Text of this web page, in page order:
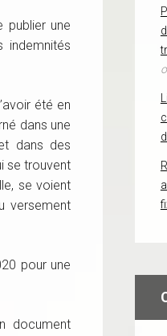
publier une
été en
dans une
dans des
se trouvent
se voient
versement
pour une
document